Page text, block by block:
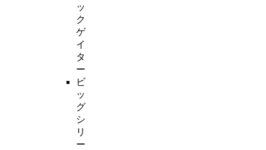
ッ
ク
ゲ
イ
タ
ー
ビ
ッ
グ
シ
リ
ー